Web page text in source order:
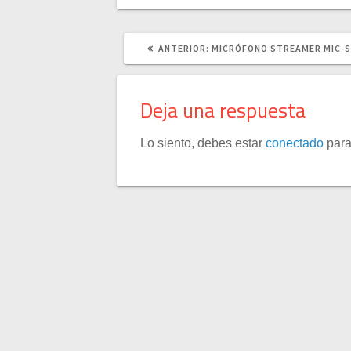
ANTERIOR: POST
MICRÓFONO STREAMER MIC-
Deja una respuesta
Lo siento, debes estarconectado